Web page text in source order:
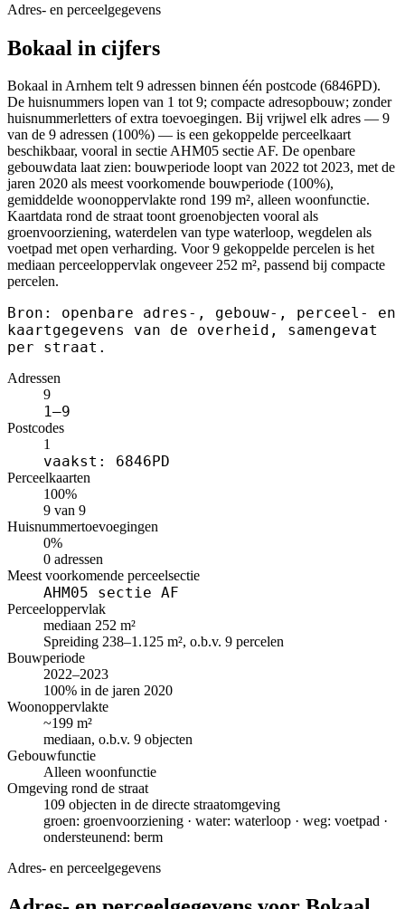
Adres- en perceelgegevens
Bokaal in cijfers
Bokaal in Arnhem telt 9 adressen binnen één postcode (6846PD).
De huisnummers lopen van 1 tot 9; compacte adresopbouw; zonder
huisnummerletters of extra toevoegingen. Bij vrijwel elk adres — 9
van de 9 adressen (100%) — is een gekoppelde perceelkaart
beschikbaar, vooral in sectie AHM05 sectie AF. De openbare
gebouwdata laat zien: bouwperiode loopt van 2022 tot 2023, met de
jaren 2020 als meest voorkomende bouwperiode (100%),
gemiddelde woonoppervlakte rond 199 m², alleen woonfunctie.
Kaartdata rond de straat toont groenobjecten vooral als
groenvoorziening, waterdelen van type waterloop, wegdelen als
voetpad met open verharding. Voor 9 gekoppelde percelen is het
mediaan perceeloppervlak ongeveer 252 m², passend bij compacte
percelen.
Bron: openbare adres-, gebouw-, perceel- en
kaartgegevens van de overheid, samengevat
per straat.
Adressen
9
1–9
Postcodes
1
vaakst: 6846PD
Perceelkaarten
100%
9 van 9
Huisnummertoevoegingen
0%
0 adressen
Meest voorkomende perceelsectie
AHM05 sectie AF
Perceeloppervlak
mediaan 252 m²
Spreiding 238–1.125 m², o.b.v. 9 percelen
Bouwperiode
2022–2023
100% in de jaren 2020
Woonoppervlakte
~199 m²
mediaan, o.b.v. 9 objecten
Gebouwfunctie
Alleen woonfunctie
Omgeving rond de straat
109 objecten in de directe straatomgeving
groen: groenvoorziening · water: waterloop · weg: voetpad ·
ondersteunend: berm
Adres- en perceelgegevens